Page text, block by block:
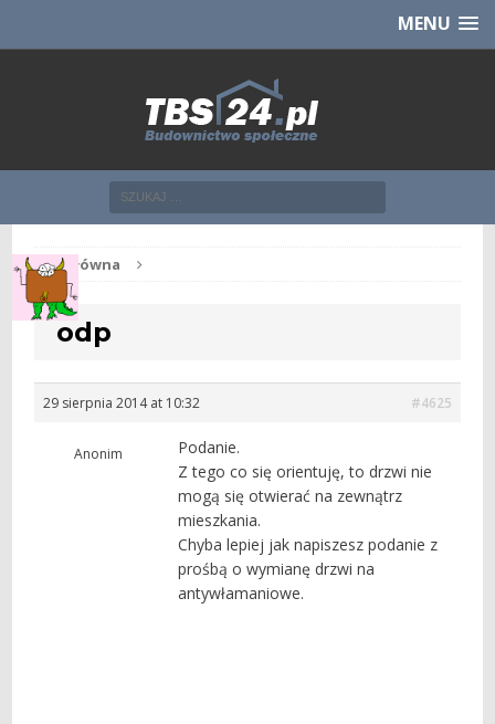
CHCĘ [klik]MENU
Str. główna
odp
29 sierpnia 2014 at 10:32 #4625
Anonim
Podanie.
Z tego co się orientuję, to drzwi nie
mogą się otwierać na zewnątrz
mieszkania.
Chyba lepiej jak napiszesz podanie z
prośbą o wymianę drzwi na
antywłamaniowe.